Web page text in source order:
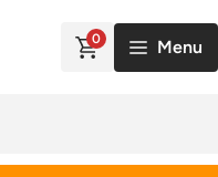
0 Menu